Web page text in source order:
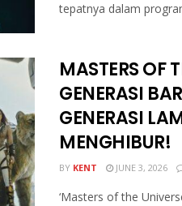
tepatnya dalam
MASTERS OF
GENERASI
GENERASI
MENGHIBUR!
BY KENT JUNE 3, 2026
‘Masters of the